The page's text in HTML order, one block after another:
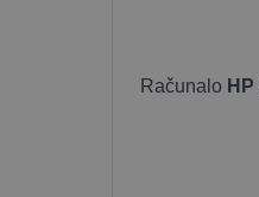
Računalo HP